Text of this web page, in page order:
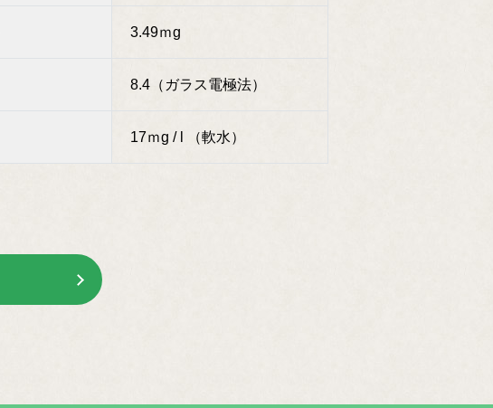
3.49ｍg
8.4（ガラス電極法）
17ｍg / l （軟水）